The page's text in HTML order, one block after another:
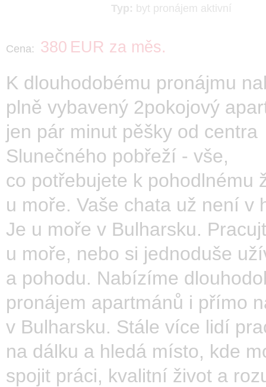
Typ: byt pronájem aktivní
Cena: 380 EUR za měs.
K dlouhodobému pronájmu
plně vybavený 2pokojový
jen pár minut pěšky od centra
Slunečného pobřeží - vše,
co potřebujete k pohodlnému
u moře. Vaše chata už není v
Je u moře v Bulharsku.
u moře, nebo si jednoduše
a pohodu. Nabízíme
pronájem apartmánů i přímo
v Bulharsku. Stále více lidí
na dálku a hledá místo, kde
spojit práci, kvalitní život a